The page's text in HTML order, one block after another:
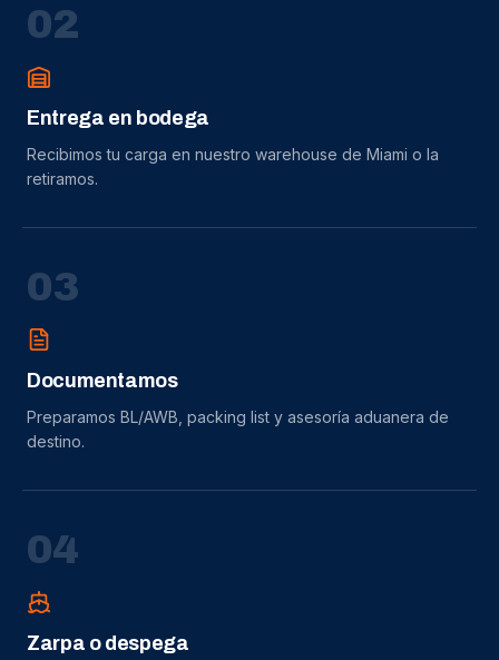
02
Entrega en bodega
Recibimos tu carga en nuestro warehouse de Miami o la
retiramos.
03
Documentamos
Preparamos BL/AWB, packing list y asesoría aduanera de
destino.
04
Zarpa o despega